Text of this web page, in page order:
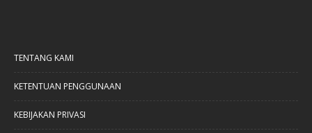
TENTANG KAMI
KETENTUAN PENGGUNAAN
KEBIJAKAN PRIVASI